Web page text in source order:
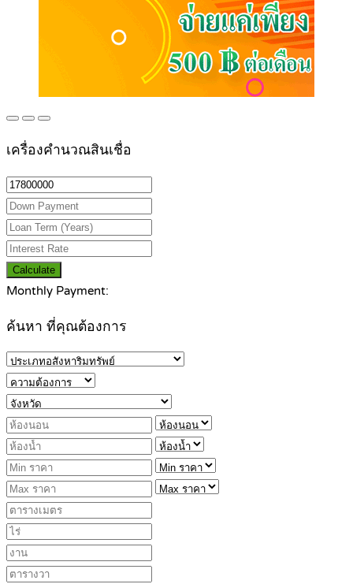
เครื่องคำนวณสินเชื่อ
Calculate
Monthly Payment:
ค้นหา ที่คุณต้องการ